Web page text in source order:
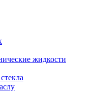
жидкости